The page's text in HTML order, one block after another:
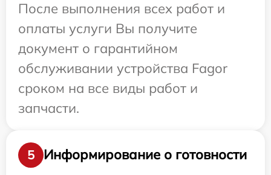
После выполнения всех работ и
оплаты услуги Вы получите
документ о гарантийном
обслуживании устройства Fagor
сроком на все виды работ и
запчасти.
5
Информирование о готовности